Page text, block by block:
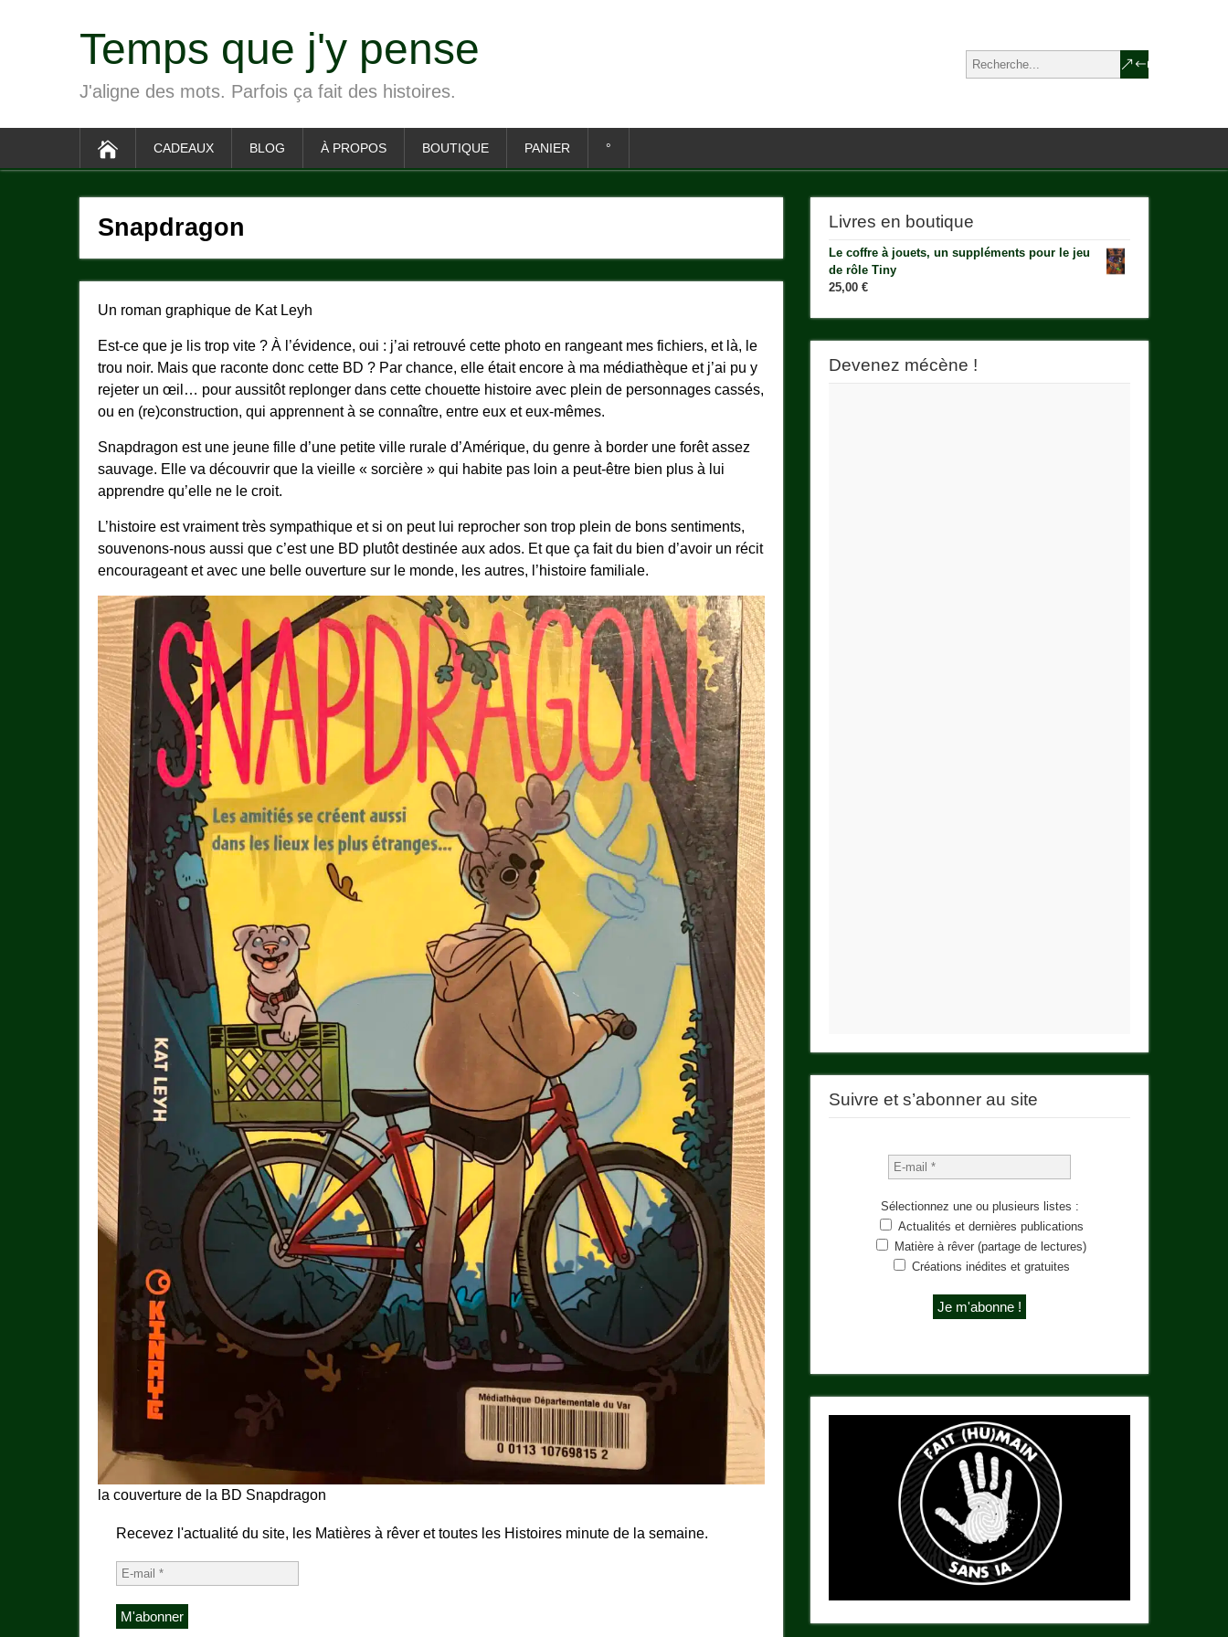
Temps que j'y pense
J'aligne des mots. Parfois ça fait des histoires.
CADEAUX BLOG À PROPOS BOUTIQUE PANIER °
Snapdragon
Un roman graphique de Kat Leyh
Est-ce que je lis trop vite ? À l’évidence, oui : j’ai retrouvé cette photo en rangeant mes fichiers, et là, le
trou noir. Mais que raconte donc cette BD ? Par chance, elle était encore à ma médiathèque et j’ai pu y
rejeter un œil… pour aussitôt replonger dans cette chouette histoire avec plein de personnages cassés,
ou en (re)construction, qui apprennent à se connaître, entre eux et eux-mêmes.
Snapdragon est une jeune fille d’une petite ville rurale d’Amérique, du genre à border une forêt assez
sauvage. Elle va découvrir que la vieille « sorcière » qui habite pas loin a peut-être bien plus à lui
apprendre qu’elle ne le croit.
L’histoire est vraiment très sympathique et si on peut lui reprocher son trop plein de bons sentiments,
souvenons-nous aussi que c’est une BD plutôt destinée aux ados. Et que ça fait du bien d’avoir un récit
encourageant et avec une belle ouverture sur le monde, les autres, l’histoire familiale.
la couverture de la BD Snapdragon
Recevez l'actualité du site, les Matières à rêver et toutes les Histoires minute de la semaine.
Livres en boutique
Le coffre à jouets, un suppléments pour le jeu
de rôle Tiny
25,00 €
Devenez mécène !
Suivre et s’abonner au site
Sélectionnez une ou plusieurs listes :
Actualités et dernières publications
Matière à rêver (partage de lectures)
Créations inédites et gratuites